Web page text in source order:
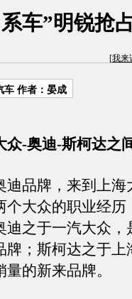
车”明锐抢
[我来
车 作者：晏成
-奥迪-斯柯达之
迪品牌，来到上海
个大众的职业经历
之于一汽大众，
牌；斯柯达之于上
的新来品牌。